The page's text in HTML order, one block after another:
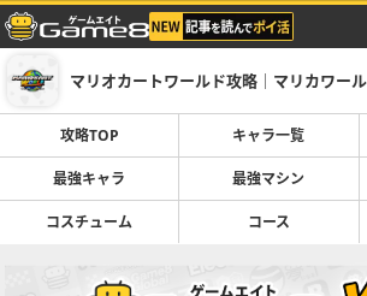
マリオカートワールド攻略｜マリカワー
攻略TOP キャラ一覧
最強キャラ 最強マシン
コスチューム コース